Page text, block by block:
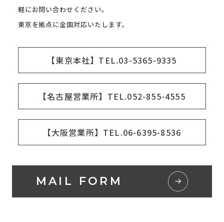
軽にお問い合わせください。
東京を拠点に全国対応いたします。
【東京本社】TEL.03-5365-9335
【名古屋営業所】TEL.052-855-4555
【大阪営業所】TEL.06-6395-8536
MAIL FORM